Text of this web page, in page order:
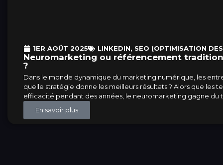
1ER AOÛT 2025 LINKEDIN, SEO (OPTIMISATION
Neuromarketing ou référencement
?
Dans le monde dynamique du marketing numérique, les
quelle stratégie donne les meilleurs résultats ? Alors que les
efficacité pendant des années, le neuromarketing gagne du
En savoir plus